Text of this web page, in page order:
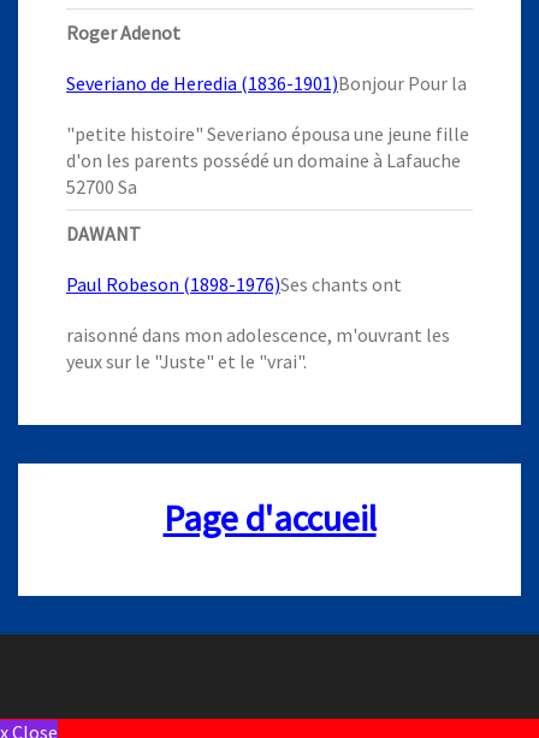
Roger Adenot
Severiano de Heredia (1836-1901)Bonjour Pour la
"petite histoire" Severiano épousa une jeune fille
d'on les parents possédé un domaine à Lafauche
52700 Sa
DAWANT
Paul Robeson (1898-1976)Ses chants ont
raisonné dans mon adolescence, m'ouvrant les
yeux sur le "Juste" et le "vrai".
Page d'accueil
x Close